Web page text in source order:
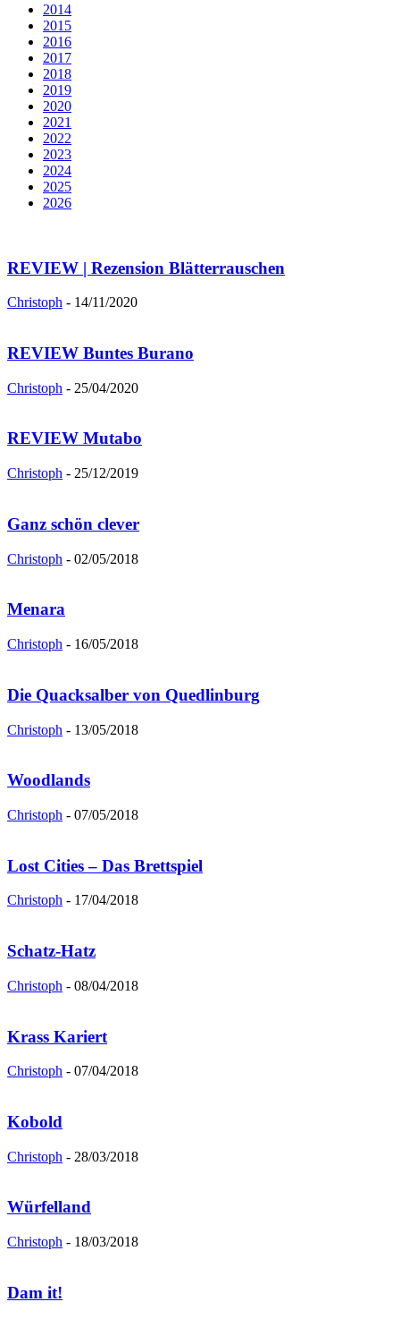
2014
2015
2016
2017
2018
2019
2020
2021
2022
2023
2024
2025
2026
REVIEW | Rezension Blätterrauschen
Christoph - 14/11/2020
REVIEW Buntes Burano
Christoph - 25/04/2020
REVIEW Mutabo
Christoph - 25/12/2019
Ganz schön clever
Christoph - 02/05/2018
Menara
Christoph - 16/05/2018
Die Quacksalber von Quedlinburg
Christoph - 13/05/2018
Woodlands
Christoph - 07/05/2018
Lost Cities – Das Brettspiel
Christoph - 17/04/2018
Schatz-Hatz
Christoph - 08/04/2018
Krass Kariert
Christoph - 07/04/2018
Kobold
Christoph - 28/03/2018
Würfelland
Christoph - 18/03/2018
Dam it!